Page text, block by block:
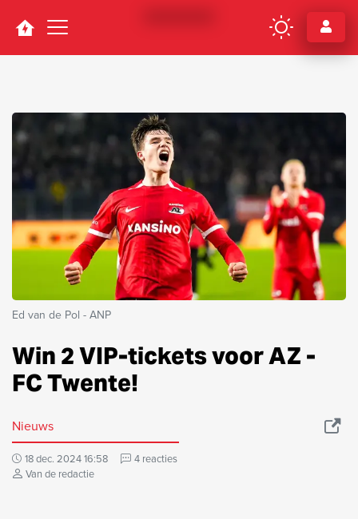
Navigation
Ed van de Pol - ANP
Win 2 VIP-tickets voor AZ -
FC Twente!
Nieuws
18 dec. 2024 16:58
4 reacties
Van de redactie